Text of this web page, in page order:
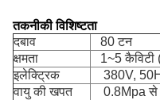
तकनीकी विशिष्टता
दबाव
80 टन
क्षमता
1~5
इलेक्ट्रिक
380V,
वायु की खपत
0.8Mpa से